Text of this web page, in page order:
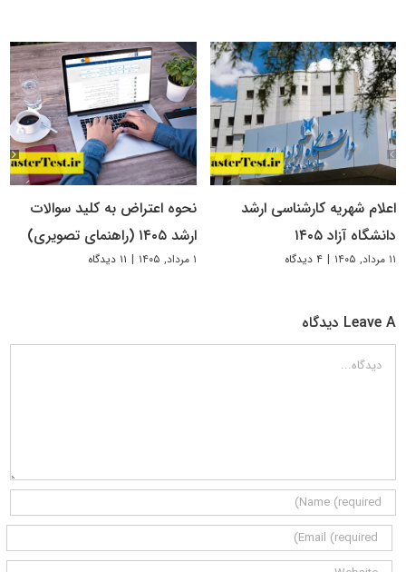
اعلام شهریه کارشناسی ارشد
دانشگاه آزاد ۱۴۰۵
۱۱ مرداد, ۱۴۰۵ | ۴ دیدگاه
نحوه اعتراض به کلید سوالات
ارشد ۱۴۰۵ (راهنمای تصویری)
۱ مرداد, ۱۴۰۵ | ۱۱ دیدگاه
Leave A دیدگاه
دیدگاه